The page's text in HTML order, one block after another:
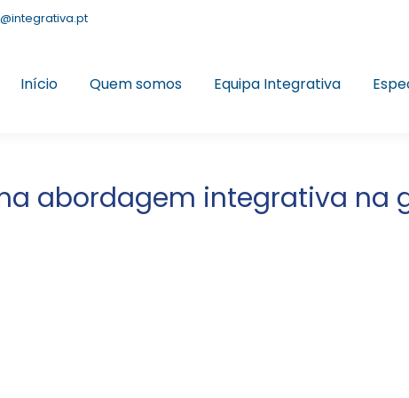
Início Quem somos Equipa Integrativa
abordagem integrativa na